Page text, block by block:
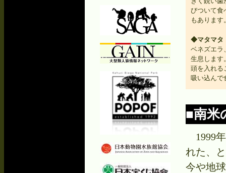
びついて食
もあります
◆マタマタ
ベネズエラ
生息します
頭を入れる
吸い込んで
■南米
1999
れた、
今や地